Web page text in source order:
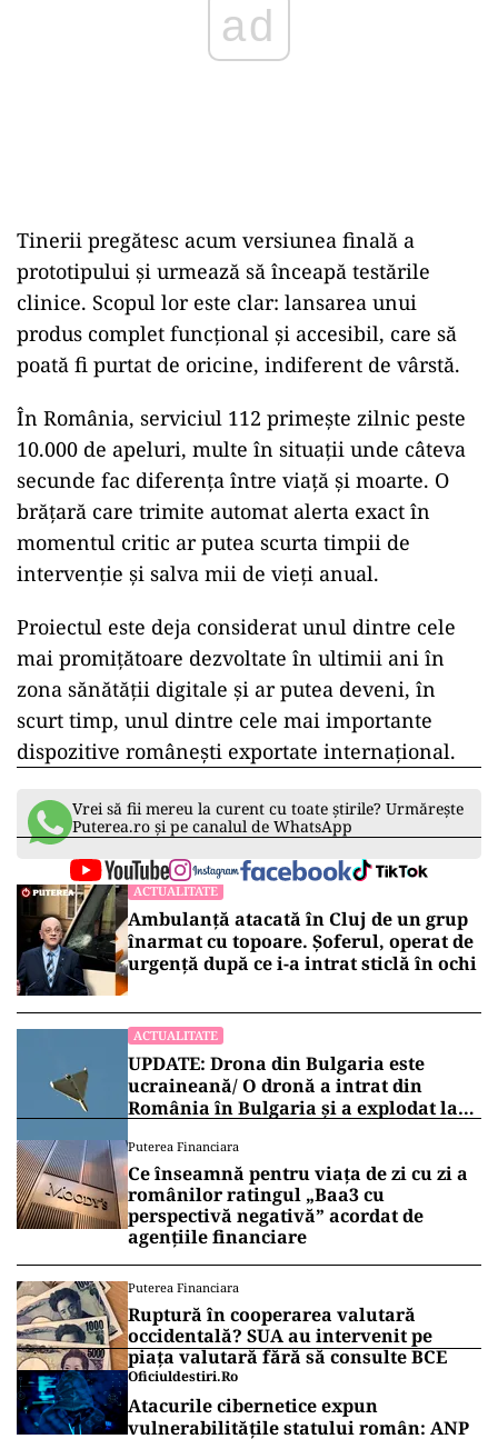
ad
Tinerii pregătesc acum versiunea finală a
prototipului și urmează să înceapă testările
clinice. Scopul lor este clar: lansarea unui
produs complet funcțional și accesibil, care să
poată fi purtat de oricine, indiferent de vârstă.
În România, serviciul 112 primește zilnic peste
10.000 de apeluri, multe în situații unde câteva
secunde fac diferența între viață și moarte. O
brățară care trimite automat alerta exact în
momentul critic ar putea scurta timpii de
intervenție și salva mii de vieți anual.
Proiectul este deja considerat unul dintre cele
mai promițătoare dezvoltate în ultimii ani în
zona sănătății digitale și ar putea deveni, în
scurt timp, unul dintre cele mai importante
dispozitive românești exportate internațional.
Vrei să fii mereu la curent cu toate știrile? Urmărește
Puterea.ro și pe canalul de WhatsApp
ACTUALITATE
Ambulanță atacată în Cluj de un grup
înarmat cu topoare. Șoferul, operat de
urgență după ce i-a intrat sticlă în ochi
ACTUALITATE
UPDATE: Drona din Bulgaria este
ucraineană/ O dronă a intrat din
România în Bulgaria şi a explodat la
Puterea Financiara
Ce înseamnă pentru viața de zi cu zi a
românilor ratingul „Baa3 cu
perspectivă negativă” acordat de
agențiile financiare
Puterea Financiara
Ruptură în cooperarea valutară
occidentală? SUA au intervenit pe
piața valutară fără să consulte BCE
Oficiuldestiri.ro
Atacurile cibernetice expun
vulnerabilitățile statului român: ANP